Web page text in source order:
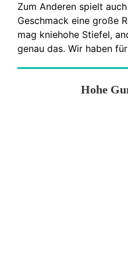
Zum Anderen spielt
Geschmack eine große
mag kniehohe Stiefel,
genau das. Wir haben
Hohe